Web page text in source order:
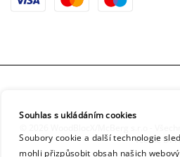
včetně DPH
Souhlas s ukládáním cookies
Soubory cookie a další technologie
mohli přizpůsobit obsah našich